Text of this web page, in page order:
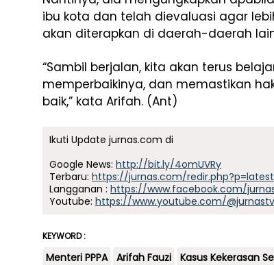
ibu kota dan telah dievaluasi agar
akan diterapkan di daerah-daerah
“Sambil berjalan, kita akan terus
memperbaikinya, dan memastikan
baik,” kata Arifah. (Ant)
Ikuti Update jurnas.com di
Google News: http://bit.ly/4omUVRy
Terbaru: https://jurnas.com/redir.php?p=latest
Langganan : https://www.facebook.com/
Youtube: https://www.youtube.com/
KEYWORD :
Menteri PPPA Arifah Fauzi Kasus Kekerasan